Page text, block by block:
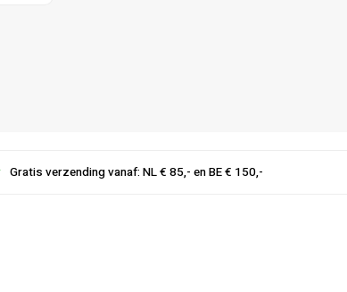
Gratis verzending vanaf: NL € 85,- en BE € 150,-